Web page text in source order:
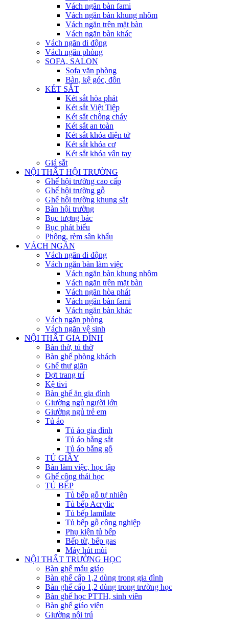
Vách ngăn bàn fami
Vách ngăn bàn khung nhôm
Vách ngăn trên mặt bàn
Vách ngăn bàn khác
Vách ngăn di động
Vách ngăn phòng
SOFA, SALON
Sofa văn phòng
Bàn, kệ góc, đôn
KÉT SẮT
Két sắt hòa phát
Két sắt Việt Tiệp
Két sắt chống cháy
Két sắt an toàn
Két sắt khóa điện tử
Két sắt khóa cơ
Két sắt khóa vân tay
Giá sắt
NỘI THẤT HỘI TRƯỜNG
Ghế hội trường cao cấp
Ghế hội trường gỗ
Ghế hội trường khung sắt
Bàn hội trường
Bục tượng bác
Bục phát biểu
Phông, rèm sân khấu
VÁCH NGĂN
Vách ngăn di động
Vách ngăn bàn làm việc
Vách ngăn bàn khung nhôm
Vách ngăn trên mặt bàn
Vách ngăn hòa phát
Vách ngăn bàn fami
Vách ngăn bàn khác
Vách ngăn phòng
Vách ngăn vệ sinh
NỘI THẤT GIA ĐÌNH
Bàn thờ, tủ thờ
Bàn ghế phòng khách
Ghế thư giãn
Đợt trang trí
Kệ tivi
Bàn ghế ăn gia đình
Giường ngủ người lớn
Giường ngủ trẻ em
Tủ áo
Tủ áo gia đình
Tủ áo bằng sắt
Tủ áo bằng gỗ
TỦ GIẦY
Bàn làm việc, học tập
Ghế công thái học
TỦ BẾP
Tủ bếp gỗ tự nhiên
Tủ bếp Acrylic
Tủ bếp lamilate
Tủ bếp gỗ công nghiệp
Phụ kiện tủ bếp
Bếp từ, bếp gas
Máy hút mùi
NỘI THẤT TRƯỜNG HỌC
Bàn ghế mẫu giáo
Bàn ghế cấp 1,2 dùng trong gia đình
Bàn ghế cấp 1,2 dùng trong trường học
Bàn ghế học PTTH, sinh viên
Bàn ghế giáo viên
Giường nội trú